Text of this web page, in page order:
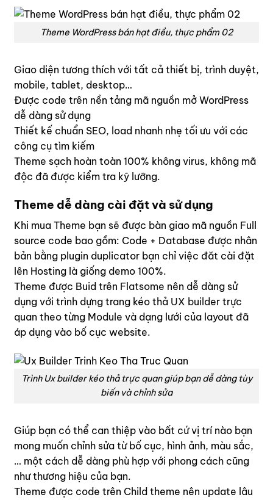
Theme WordPress bán hạt điều, thực phẩm 02
Giao diện tương thích với tất cả thiết bị, trình duyệt,
mobile, tablet, desktop…
Được code trên nền tảng mã nguồn mở WordPress
dễ dàng sử dụng
Thiết kế chuẩn SEO, load nhanh nhẹ tối ưu với các
công cụ tìm kiếm
Theme sạch hoàn toàn 100% không virus, không mã
độc đã được kiểm tra kỹ lưỡng.
Theme dễ dàng cài đặt và sử dụng
Khi mua Theme bạn sẽ được bàn giao mã nguồn Full
source code bao gồm: Code + Database được nhân
bản bằng plugin duplicator bạn chỉ việc đăt cài đặt
lên Hosting là giống demo 100%.
Theme được Buid trên Flatsome nên dễ dàng sử
dụng với trình dựng trang kéo thả UX builder trực
quan theo từng Module và dạng lưới của layout đã
áp dụng vào bố cục website.
Trình Ux builder kéo thả trực quan giúp bạn dễ dàng tùy
biến và chỉnh sửa
Giúp bạn có thể can thiệp vào bất cứ vị trí nào bạn
mong muốn chỉnh sửa từ bố cục, hình ảnh, màu sắc,
… một cách dễ dàng phù hợp với phong cách cũng
như thương hiệu của bạn.
Theme được code trên Child theme nên update lâu